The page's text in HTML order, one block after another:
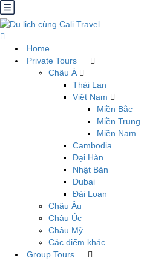
Home
Private Tours
Châu Á
Thái Lan
Việt Nam
Miền Bắc
Miền Trung
Miền Nam
Cambodia
Đại Hàn
Nhật Bản
Dubai
Đài Loan
Châu Âu
Châu Úc
Châu Mỹ
Các điểm khác
Group Tours